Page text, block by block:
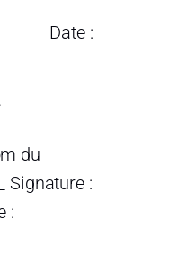
Date :
du
Signature :
: